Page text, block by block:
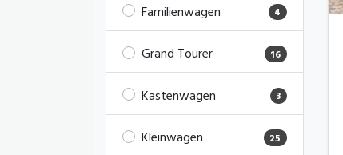
Familienwagen 4
Grand Tourer 16
Kastenwagen 3
Kleinwagen 25